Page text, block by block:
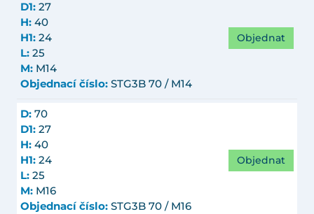
D1: 27
H: 40
H1: 24
L: 25
M: M14
Objednací číslo: STG3B 70 / M14
Objednat
D: 70
D1: 27
H: 40
H1: 24
L: 25
M: M16
Objednací číslo: STG3B 70 / M16
Objednat